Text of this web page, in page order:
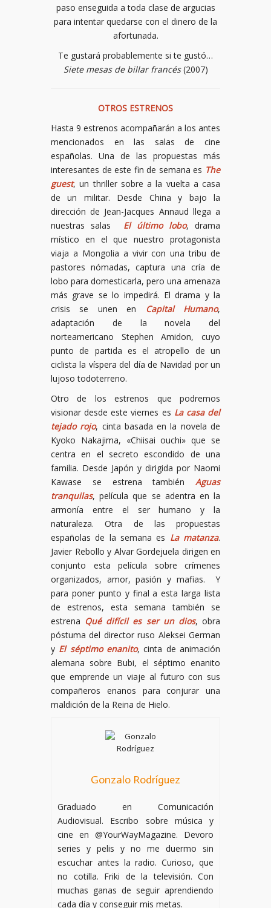
paso enseguida a toda clase de argucias
para intentar quedarse con el dinero de la
afortunada.
Te gustará probablemente si te gustó…
Siete mesas de billar francés(2007)
OTROS ESTRENOS
Hasta 9 estrenos acompañarán a los antes
mencionados en las salas de cine
españolas. Una de las propuestas más
interesantes de este fin de semana es The
guest, un thriller sobre a la vuelta a casa
de un militar. Desde China y bajo la
dirección de Jean-Jacques Annaud llega a
nuestras salas El último lobo, drama
místico en el que nuestro protagonista
viaja a Mongolia a vivir con una tribu de
pastores nómadas, captura una cría de
lobo para domesticarla, pero una amenaza
más grave se lo impedirá. El drama y la
crisis se unen en
Capital Humano,
adaptación de la novela del
norteamericano Stephen Amidon, cuyo
punto de partida es el atropello de un
ciclista la víspera del día de Navidad por un
lujoso todoterreno.
Otro de los estrenos que podremos
visionar desde este viernes es La casa del
tejado rojo, cinta basada en la novela de
Kyoko Nakajima, «Chiisai ouchi» que se
centra en el secreto escondido de una
familia. Desde Japón y dirigida por Naomi
Kawase se estrena también Aguas
tranquilas, película que se adentra en la
armonía entre el ser humano y la
naturaleza. Otra de las propuestas
españolas de la semana es La matanza.
Javier Rebollo y Alvar Gordejuela dirigen en
conjunto esta película sobre crímenes
organizados, amor, pasión y mafias. Y
para poner punto y final a esta larga lista
de estrenos, esta semana también se
estrena Qué difícil es ser un dios, obra
póstuma del director ruso Aleksei German
y El séptimo enanito, cinta de animación
alemana sobre Bubi, el séptimo enanito
que emprende un viaje al futuro con sus
compañeros enanos para conjurar una
maldición de la Reina de Hielo.
Gonzalo Rodríguez
Graduado en Comunicación
Audiovisual. Escribo sobre música y
cine en @YourWayMagazine. Devoro
series y pelis y no me duermo sin
escuchar antes la radio. Curioso, que
no cotilla. Friki de la televisión. Con
muchas ganas de seguir aprendiendo
cada día y conseguir mis metas.